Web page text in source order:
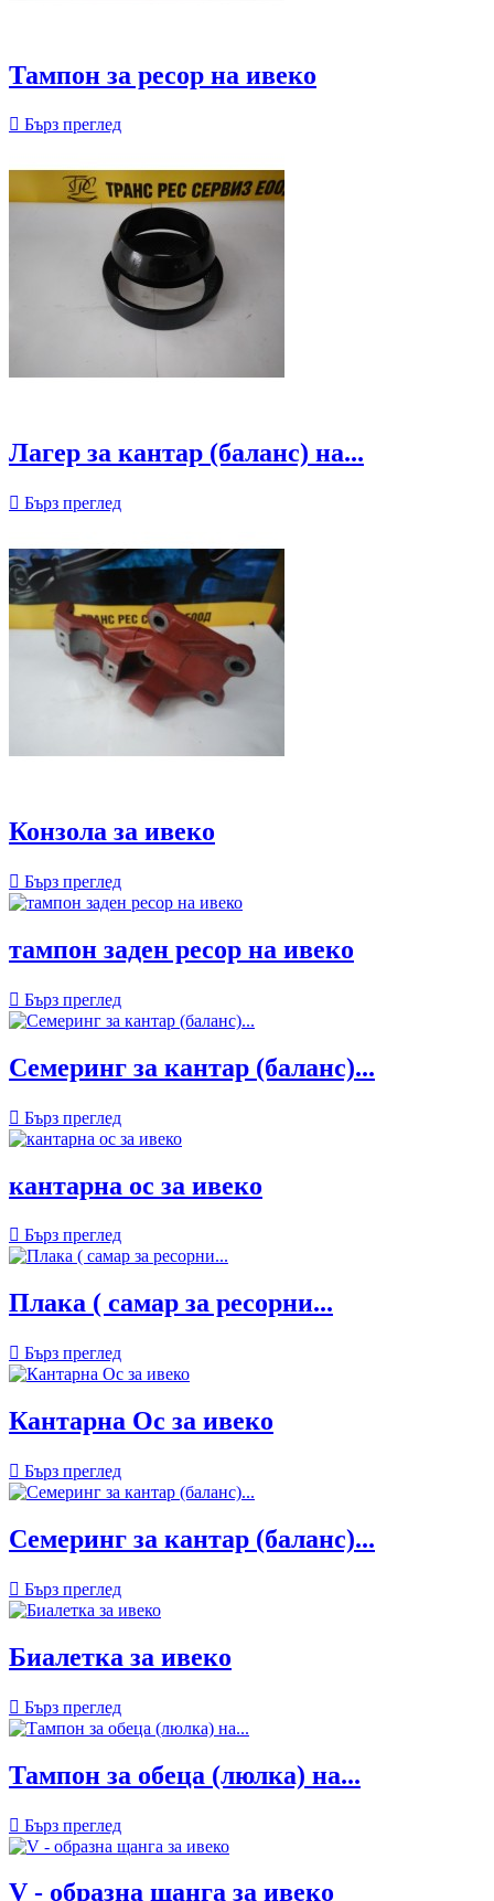
Тампон за ресор на ивеко
 Бърз преглед
Лагер за кантар (баланс) на...
 Бърз преглед
Конзола за ивеко
 Бърз преглед
тампон заден ресор на ивеко
 Бърз преглед
Семеринг за кантар (баланс)...
 Бърз преглед
кантарна ос за ивеко
 Бърз преглед
Плака ( самар за ресорни...
 Бърз преглед
Кантарна Ос за ивеко
 Бърз преглед
Семеринг за кантар (баланс)...
 Бърз преглед
Биалетка за ивеко
 Бърз преглед
Тампон за обеца (люлка) на...
 Бърз преглед
V - образна щанга за ивеко